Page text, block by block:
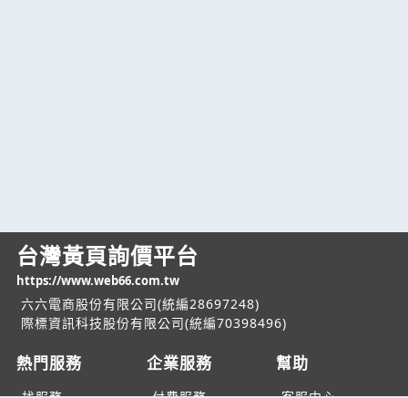
台灣黃頁詢價平台
https://www.web66.com.tw
六六電商股份有限公司(統編28697248)
際標資訊科技股份有限公司(統編70398496)
熱門服務 企業服務 幫助